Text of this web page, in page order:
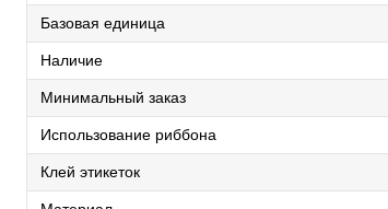
Базовая единица
Наличие
Минимальный заказ
Использование риббона
Клей этикеток